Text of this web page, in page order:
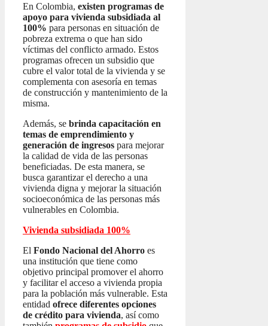
En Colombia, existen programas de
apoyo para vivienda subsidiada al
100% para personas en situación de
pobreza extrema o que han sido
víctimas del conflicto armado. Estos
programas ofrecen un subsidio que
cubre el valor total de la vivienda y se
complementa con asesoría en temas
de construcción y mantenimiento de la
misma.
Además, se brinda capacitación en
temas de emprendimiento y
generación de ingresos para mejorar
la calidad de vida de las personas
beneficiadas. De esta manera, se
busca garantizar el derecho a una
vivienda digna y mejorar la situación
socioeconómica de las personas más
vulnerables en Colombia.
Vivienda subsidiada 100%
El Fondo Nacional del Ahorro es
una institución que tiene como
objetivo principal promover el ahorro
y facilitar el acceso a vivienda propia
para la población más vulnerable. Esta
entidad ofrece diferentes opciones
de crédito para vivienda, así como